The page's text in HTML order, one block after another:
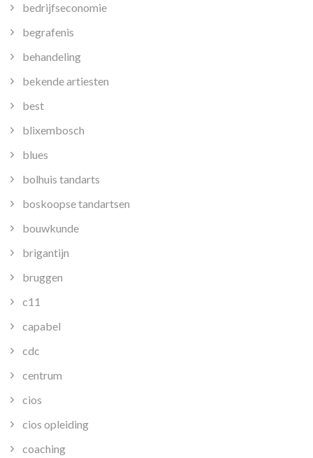
bedrijfseconomie
begrafenis
behandeling
bekende artiesten
best
blixembosch
blues
bolhuis tandarts
boskoopse tandartsen
bouwkunde
brigantijn
bruggen
c11
capabel
cdc
centrum
cios
cios opleiding
coaching